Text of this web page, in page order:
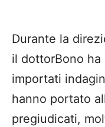
Durante la
il dottorBono
importati
hanno portato
pregiudicati,